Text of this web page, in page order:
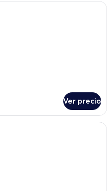
Un dormitorio moderno con una
Ver precio
Una habitación de hotel con una